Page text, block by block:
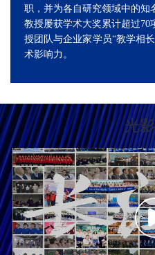
职，并为各自研究领域中的知
教授屡获学术大奖累计超过70
授团队与企业家学员“教学相
术影响力。
光